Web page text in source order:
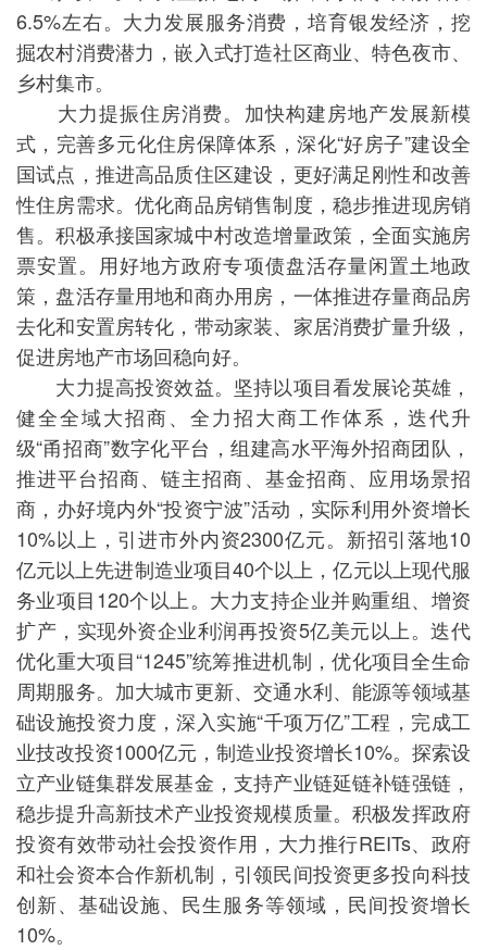
6.5%左右。大力发展服务消费，培育银发经济，挖
掘农村消费潜力，嵌入式打造社区商业、特色夜市、
乡村集市。
大力提振住房消费。加快构建房地产发展新模
式，完善多元化住房保障体系，深化“好房子”建设全
国试点，推进高品质住区建设，更好满足刚性和改善
性住房需求。优化商品房销售制度，稳步推进现房销
售。积极承接国家城中村改造增量政策，全面实施房
票安置。用好地方政府专项债盘活存量闲置土地政
策，盘活存量用地和商办用房，一体推进存量商品房
去化和安置房转化，带动家装、家居消费扩量升级，
促进房地产市场回稳向好。
大力提高投资效益。坚持以项目看发展论英雄，
健全全域大招商、全力招大商工作体系，迭代升
级“甬招商”数字化平台，组建高水平海外招商团队，
推进平台招商、链主招商、基金招商、应用场景招
商，办好境内外“投资宁波”活动，实际利用外资增长
10%以上，引进市外内资2300亿元。新招引落地10
亿元以上先进制造业项目40个以上，亿元以上现代服
务业项目120个以上。大力支持企业并购重组、增资
扩产，实现外资企业利润再投资5亿美元以上。迭代
优化重大项目“1245”统筹推进机制，优化项目全生命
周期服务。加大城市更新、交通水利、能源等领域基
础设施投资力度，深入实施“千项万亿”工程，完成工
业技改投资1000亿元，制造业投资增长10%。探索设
立产业链集群发展基金，支持产业链延链补链强链，
稳步提升高新技术产业投资规模质量。积极发挥政府
投资有效带动社会投资作用，大力推行REITs、政府
和社会资本合作新机制，引领民间投资更多投向科技
创新、基础设施、民生服务等领域，民间投资增长
10%。